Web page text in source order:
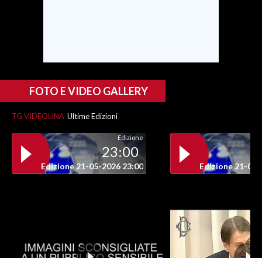
#CARAUNIONE
INSULARITÀ
PUBBLICITÀ
FOTO E VIDEO GALLERY
TG VIDEOLINA Ultime Edizioni
Edizione
23:00
Edizione 21-05-2026 23:00 Edizione 21-05-